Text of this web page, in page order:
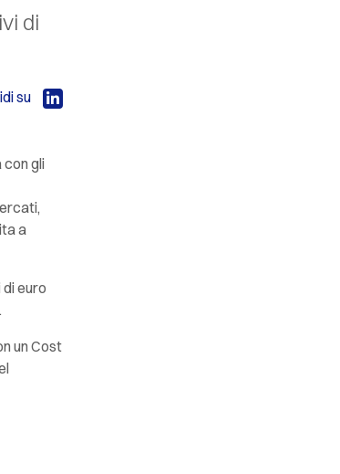
di
su
con gli
a
euro
un Cost